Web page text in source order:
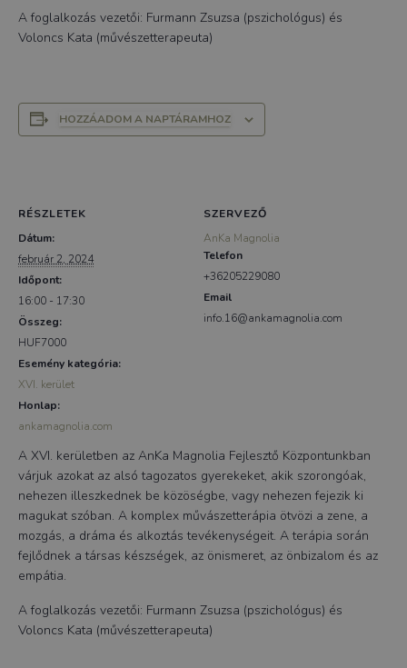
A foglalkozás vezetői: Furmann Zsuzsa (pszichológus) és
Voloncs Kata (művészetterapeuta)
HOZZÁADOM A NAPTÁRAMHOZ
RÉSZLETEK
Dátum:
február 2, 2024
Időpont:
16:00 - 17:30
Összeg:
HUF7000
Esemény kategória:
XVI. kerület
Honlap:
ankamagnolia.com
SZERVEZŐ
AnKa Magnolia
Telefon
+36205229080
Email
info.16@ankamagnolia.com
A XVI. kerületben az AnKa Magnolia Fejlesztő Központunkban
várjuk azokat az alsó tagozatos gyerekeket, akik szorongóak,
nehezen illeszkednek be közöségbe, vagy nehezen fejezik ki
magukat szóban. A komplex művászetterápia ötvözi a zene, a
mozgás, a dráma és alkoztás tevékenységeit. A terápia során
fejlődnek a társas készségek, az önismeret, az önbizalom és az
empátia.
A foglalkozás vezetői: Furmann Zsuzsa (pszichológus) és
Voloncs Kata (művészetterapeuta)